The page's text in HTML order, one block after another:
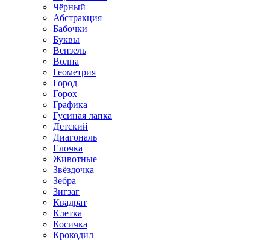
Чёрный
Абстракция
Бабочки
Буквы
Вензель
Волна
Геометрия
Город
Горох
Графика
Гусиная лапка
Детский
Диагональ
Елочка
Животные
Звёздочка
Зебра
Зигзаг
Квадрат
Клетка
Косичка
Крокодил